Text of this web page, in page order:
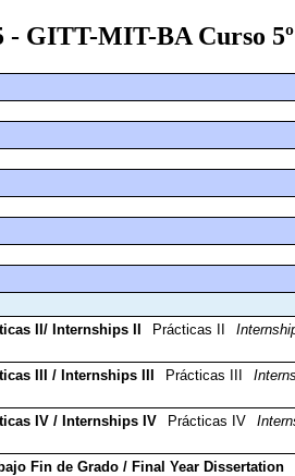
GITT-MIT-BA Curso
II/ Internships II Prácticas II
III / Internships III Prácticas III
IV / Internships IV Prácticas IV
Fin de Grado / Final Year Dissertation